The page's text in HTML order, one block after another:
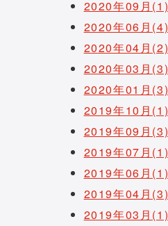
2020年09月(1)
2020年06月(4)
2020年04月(2)
2020年03月(3)
2020年01月(3)
2019年10月(1)
2019年09月(3)
2019年07月(1)
2019年06月(1)
2019年04月(3)
2019年03月(1)